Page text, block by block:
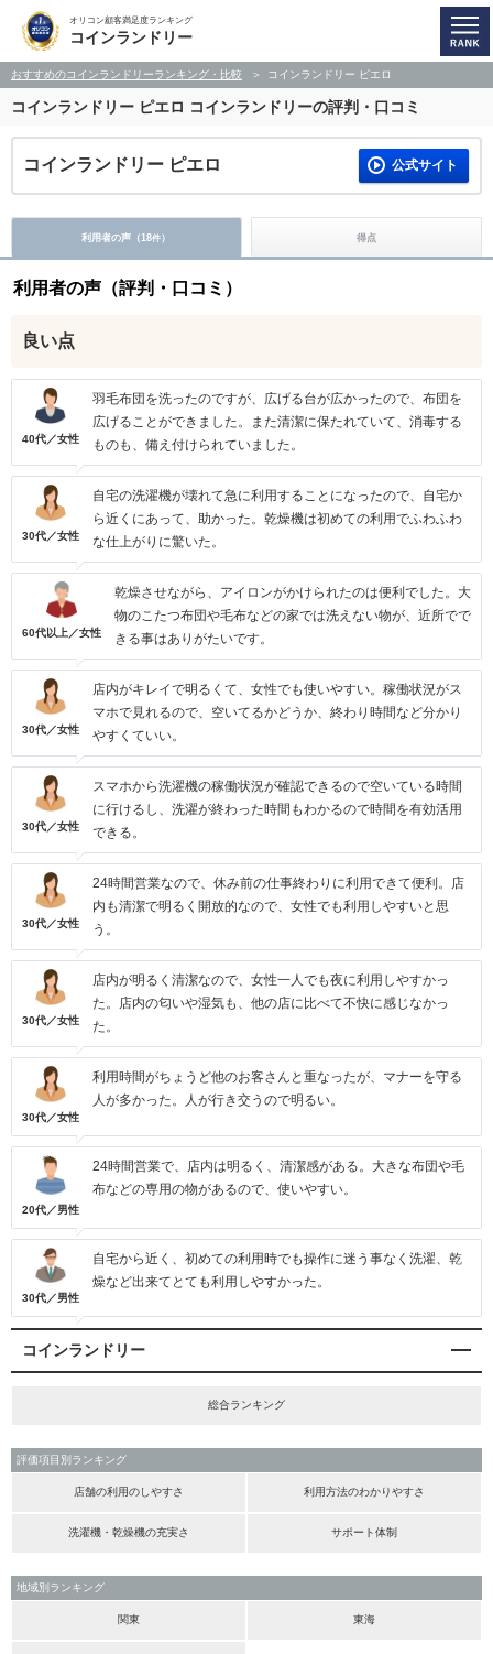
オリコン顧客満足度ランキング
コインランドリー
おすすめのコインランドリーランキング・比較 コインランドリー ピエロ
コインランドリー ピエロ コインランドリーの評判・口コミ
コインランドリー ピエロ 公式サイト
利用者の声（18件） 得点
利用者の声（評判・口コミ）
良い点
40代／女性
羽毛布団を洗ったのですが、広げる台が広かったので、布団を
広げることができました。また清潔に保たれていて、消毒する
ものも、備え付けられていました。
30代／女性
自宅の洗濯機が壊れて急に利用することになったので、自宅か
ら近くにあって、助かった。乾燥機は初めての利用でふわふわ
な仕上がりに驚いた。
60代以上／女性
乾燥させながら、アイロンがかけられたのは便利でした。大
物のこたつ布団や毛布などの家では洗えない物が、近所でで
きる事はありがたいです。
30代／女性
店内がキレイで明るくて、女性でも使いやすい。稼働状況がス
マホで見れるので、空いてるかどうか、終わり時間など分かり
やすくていい。
30代／女性
スマホから洗濯機の稼働状況が確認できるので空いている時間
に行けるし、洗濯が終わった時間もわかるので時間を有効活用
できる。
30代／女性
24時間営業なので、休み前の仕事終わりに利用できて便利。店
内も清潔で明るく開放的なので、女性でも利用しやすいと思
う。
30代／女性
店内が明るく清潔なので、女性一人でも夜に利用しやすかっ
た。店内の匂いや湿気も、他の店に比べて不快に感じなかっ
た。
30代／女性
利用時間がちょうど他のお客さんと重なったが、マナーを守る
人が多かった。人が行き交うので明るい。
20代／男性
24時間営業で、店内は明るく、清潔感がある。大きな布団や毛
布などの専用の物があるので、使いやすい。
30代／男性
自宅から近く、初めての利用時でも操作に迷う事なく洗濯、乾
燥など出来てとても利用しやすかった。
コインランドリー
総合ランキング
評価項目別ランキング
店舗の利用のしやすさ 利用方法のわかりやすさ
洗濯機・乾燥機の充実さ サポート体制
地域別ランキング
関東 東海